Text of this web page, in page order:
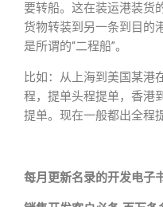
要转船。这在装运港装货
货物转装到另一条到目的
是所谓的“二程船”。
比如：从上海到美国某港
程，提单头程提单，香港
提单。现在一般都出全程
每月更新名录的开发电子